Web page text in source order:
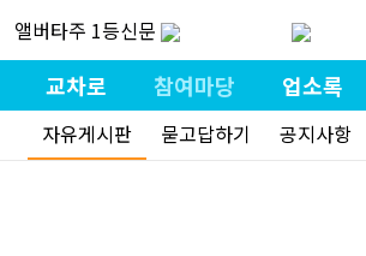
앨버타주 1등신문
교차로 참여마당 업소록
자유게시판 묻고답하기 공지사항